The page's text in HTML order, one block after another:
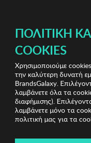
Home Accessories
Home
Λήγει σε: 00 ημέρες |
ΠΟΛΙΤΙΚΉ
COOKIES
Χρησιμοποιούμε
την καλύτερη δυνατή
BrandsGalaxy.
λαμβάνετε όλα τα
διαφήμισης).
λαμβάνετε μόνο τα
πολιτική μας για τα